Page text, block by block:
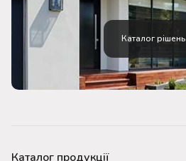
Каталог рішень
Каталог продукції